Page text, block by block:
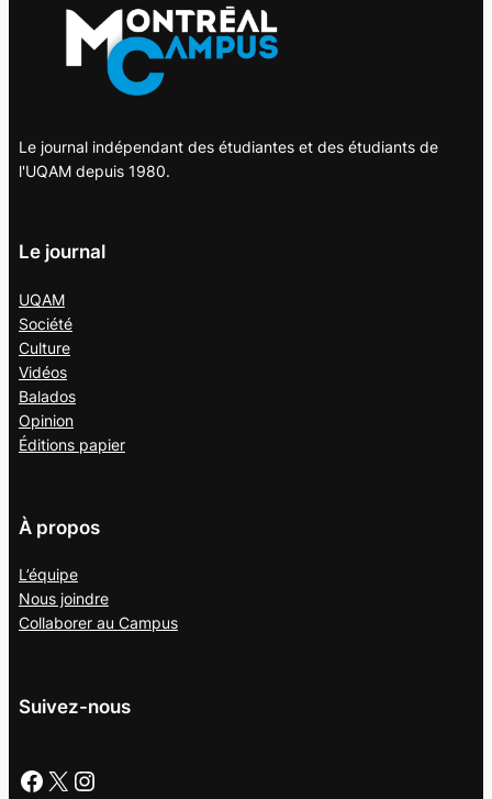
Le journal indépendant des étudiantes et des étudiants de
l'UQAM depuis 1980.
Le journal
UQAM
Société
Culture
Vidéos
Balados
Opinion
Éditions papier
À propos
L’équipe
Nous joindre
Collaborer au Campus
Suivez-nous
Facebook X Instagram